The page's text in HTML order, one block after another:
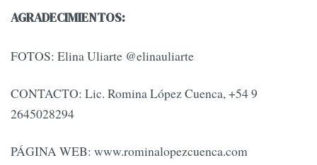
AGRADECIMIENTOS:
FOTOS: Elina Uliarte @elinauliarte
CONTACTO: Lic. Romina López Cuenca, +54 9
2645028294
PÁGINA WEB: www.rominalopezcuenca.com